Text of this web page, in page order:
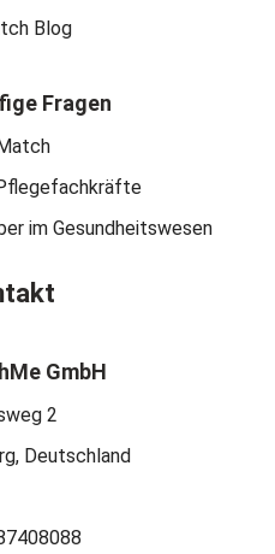
Blog
Fragen
im Gesundheitswesen
GmbH
2
Deutschland